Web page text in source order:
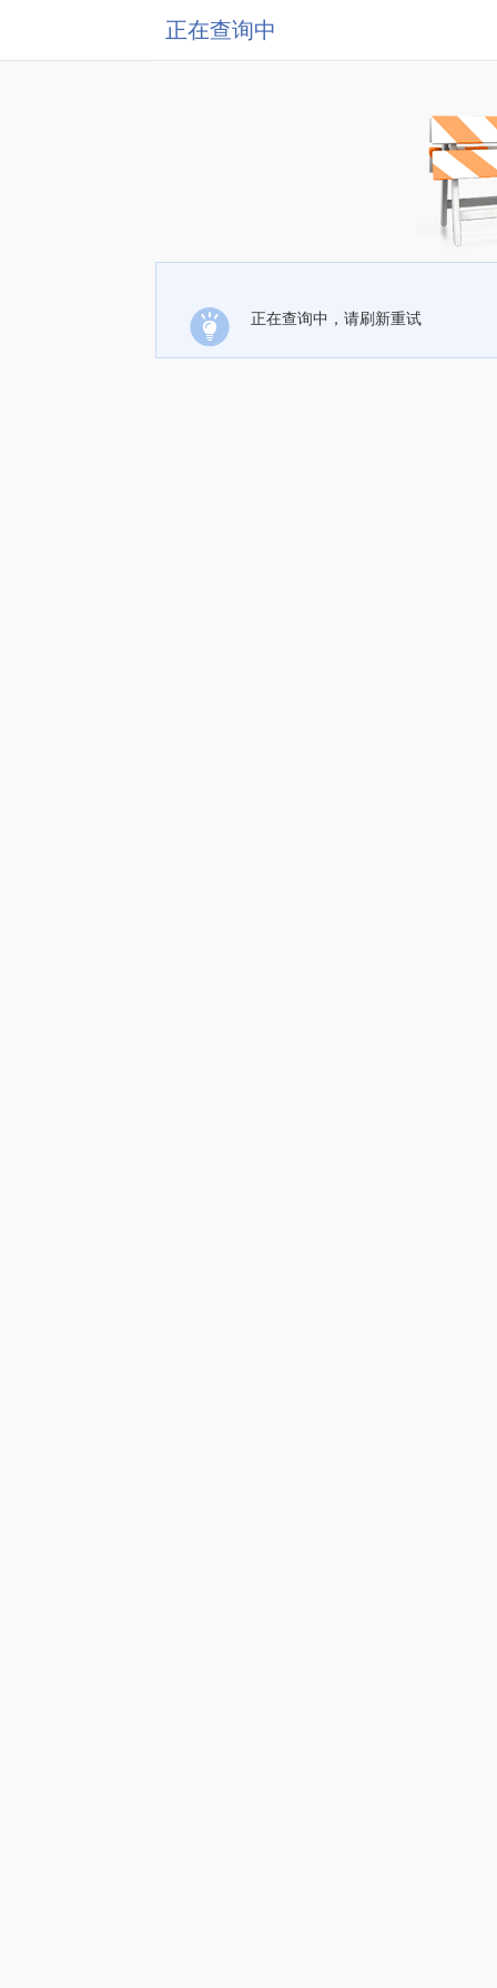
正在查询中
正在查询中，请刷新重试